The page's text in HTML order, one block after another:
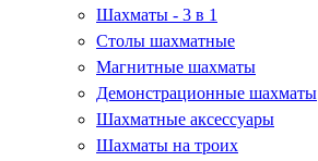
Шахматы - 3 в 1
Столы шахматные
Магнитные шахматы
Демонстрационные шахматы
Шахматные аксессуары
Шахматы на троих